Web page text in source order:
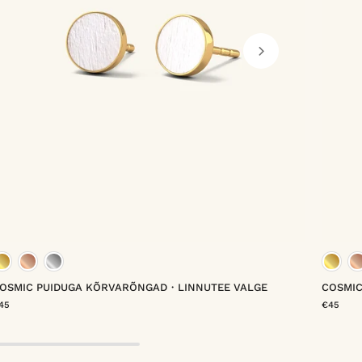
PUIDUGA KÕRVARÕNGAD・LINNUTEE VALGE
€45